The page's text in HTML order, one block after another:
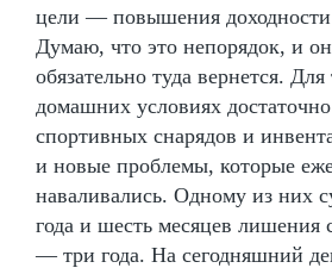
цели — повышения
Думаю, что это непорядок, и он
обязательно туда вернется.
домашних условиях
спортивных снарядов и
и новые проблемы, которые
наваливались. Одному из них
года и шесть месяцев лишения
— три года. На сегодняшний